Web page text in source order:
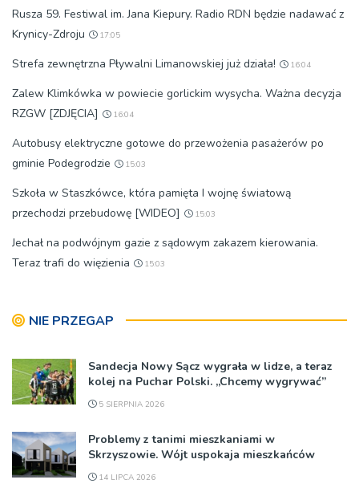
Rusza 59. Festiwal im. Jana Kiepury. Radio RDN będzie nadawać z
Krynicy-Zdroju
17:05
Strefa zewnętrzna Pływalni Limanowskiej już działa! 16:04
Zalew Klimkówka w powiecie gorlickim wysycha. Ważna decyzja
RZGW [ZDJĘCIA]
16:04
Autobusy elektryczne gotowe do przewożenia pasażerów po
gminie Podegrodzie
15:03
Szkoła w Staszkówce, która pamięta I wojnę światową
przechodzi przebudowę [WIDEO]
15:03
Jechał na podwójnym gazie z sądowym zakazem kierowania.
Teraz trafi do więzienia
15:03
NIE PRZEGAP
Sandecja Nowy Sącz wygrała w lidze, a teraz
kolej na Puchar Polski. „Chcemy wygrywać”
5 SIERPNIA 2026
Problemy z tanimi mieszkaniami w
Skrzyszowie. Wójt uspokaja mieszkańców
14 LIPCA 2026